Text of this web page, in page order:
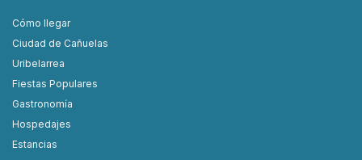
Cómo llegar
Ciudad de Cañuelas
Uribelarrea
Fiestas Populares
Gastronomía
Hospedajes
Estancias